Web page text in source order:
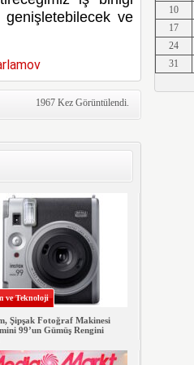
ve
1967 Kez Görüntülendi.
ve Teknoloji
Şipşak Fotoğraf Makinesi
99’un Gümüş Rengini
Erkut
Erkut
10
17
24
31